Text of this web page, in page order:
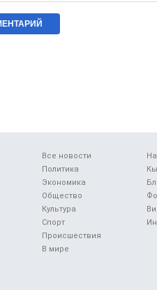
Все новости
Политика
Экономика
Общество
Культура
Спорт
Происшествия
В мире